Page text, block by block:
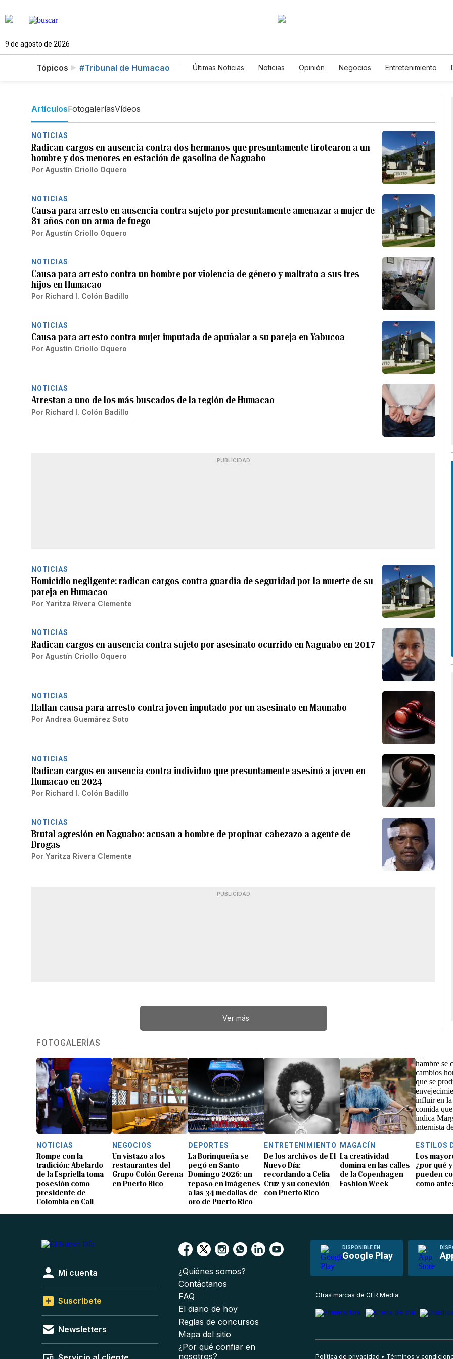
9 de agosto de 2026
Tópicos #Tribunal de Humacao Últimas Noticias Noticias Opinión Negocios Entretenimiento
ArtículosFotogaleríasVídeos
NOTICIAS
Radican cargos en ausencia contra dos hermanos que presuntamente tirotearon a un
hombre y dos menores en estación de gasolina de Naguabo
Por Agustín Criollo Oquero
NOTICIAS
Causa para arresto en ausencia contra sujeto por presuntamente amenazar a mujer de
81 años con un arma de fuego
Por Agustín Criollo Oquero
NOTICIAS
Causa para arresto contra un hombre por violencia de género y maltrato a sus tres
hijos en Humacao
Por Richard I. Colón Badillo
NOTICIAS
Causa para arresto contra mujer imputada de apuñalar a su pareja en Yabucoa
Por Agustín Criollo Oquero
NOTICIAS
Arrestan a uno de los más buscados de la región de Humacao
Por Richard I. Colón Badillo
PUBLICIDAD
NOTICIAS
Homicidio negligente: radican cargos contra guardia de seguridad por la muerte de su
pareja en Humacao
Por Yaritza Rivera Clemente
NOTICIAS
Radican cargos en ausencia contra sujeto por asesinato ocurrido en Naguabo en 2017
Por Agustín Criollo Oquero
NOTICIAS
Hallan causa para arresto contra joven imputado por un asesinato en Maunabo
Por Andrea Guemárez Soto
NOTICIAS
Radican cargos en ausencia contra individuo que presuntamente asesinó a joven en
Humacao en 2024
Por Richard I. Colón Badillo
NOTICIAS
Brutal agresión en Naguabo: acusan a hombre de propinar cabezazo a agente de
Drogas
Por Yaritza Rivera Clemente
PUBLICIDAD
Ver más
FOTOGALERÍAS
NOTICIAS
Rompe con la
tradición: Abelardo
de la Espriella toma
posesión como
presidente de
Colombia en Cali
NEGOCIOS
Un vistazo a los
restaurantes del
Grupo Colón Gerena
en Puerto Rico
DEPORTES
La Borinqueña se
pegó en Santo
Domingo 2026: un
repaso en imágenes
a las 34 medallas de
oro de Puerto Rico
ENTRETENIMIENTO
De los archivos de El
Nuevo Día:
recordando a Celia
Cruz y su conexión
con Puerto Rico
MAGACÍN
La creatividad
domina en las calles
de la Copenhagen
Fashion Week
ESTILOS
Los
¿por qué
pueden
como
DISPONIBLE EN
Google Play
Mi cuenta
Suscríbete
Newsletters
¿Quiénes somos?
Contáctanos
FAQ
El diario de hoy
Reglas de concursos
Mapa del sitio
¿Por qué confiar en
nosotros?
Otras marcas de GFR Media
Política de privacidad Términos y